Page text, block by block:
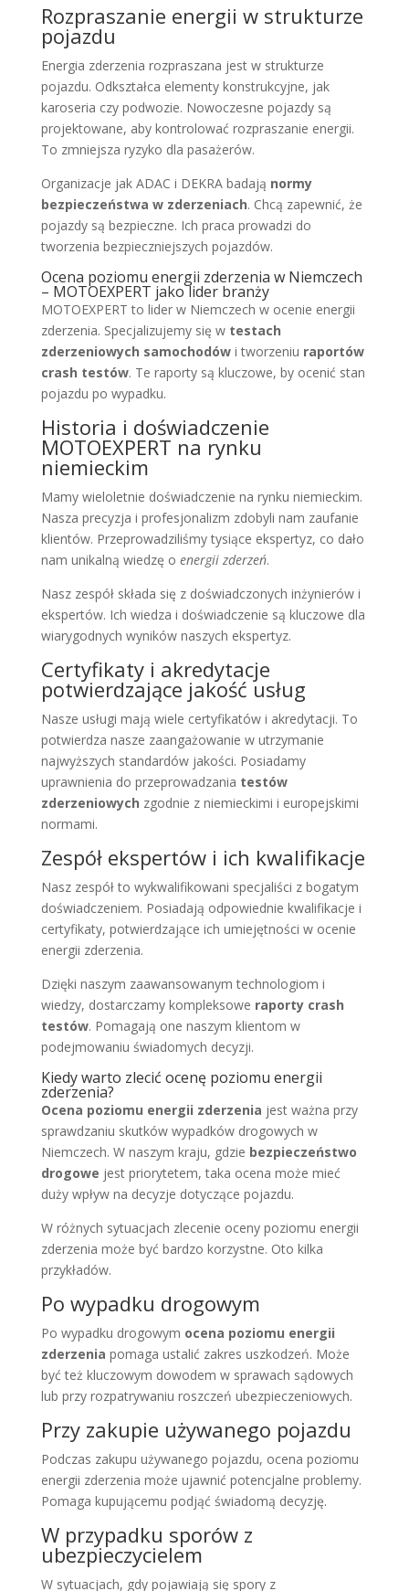
Rozpraszanie energii w strukturze
pojazdu
Energia zderzenia rozpraszana jest w strukturze
pojazdu. Odkształca elementy konstrukcyjne, jak
karoseria czy podwozie. Nowoczesne pojazdy są
projektowane, aby kontrolować rozpraszanie energii.
To zmniejsza ryzyko dla pasażerów.
Organizacje jak ADAC i DEKRA badają normy
bezpieczeństwa w zderzeniach. Chcą zapewnić, że
pojazdy są bezpieczne. Ich praca prowadzi do
tworzenia bezpieczniejszych pojazdów.
Ocena poziomu energii zderzenia w Niemczech
– MOTOEXPERT jako lider branży
MOTOEXPERT to lider w Niemczech w ocenie energii
zderzenia. Specjalizujemy się w testach
zderzeniowych samochodówi tworzeniu raportów
crash testów. Te raporty są kluczowe, by ocenić stan
pojazdu po wypadku.
Historia i doświadczenie
MOTOEXPERT na rynku
niemieckim
Mamy wieloletnie doświadczenie na rynku niemieckim.
Nasza precyzja i profesjonalizm zdobyli nam zaufanie
klientów. Przeprowadziliśmy tysiące ekspertyz, co dało
nam unikalną wiedzę o energii zderzeń.
Nasz zespół składa się z doświadczonych inżynierów i
ekspertów. Ich wiedza i doświadczenie są kluczowe dla
wiarygodnych wyników naszych ekspertyz.
Certyfikaty i akredytacje
potwierdzające jakość usług
Nasze usługi mają wiele certyfikatów i akredytacji. To
potwierdza nasze zaangażowanie w utrzymanie
najwyższych standardów jakości. Posiadamy
uprawnienia do przeprowadzania testów
zderzeniowych zgodnie z niemieckimi i europejskimi
normami.
Zespół ekspertów i ich kwalifikacje
Nasz zespół to wykwalifikowani specjaliści z bogatym
doświadczeniem. Posiadają odpowiednie kwalifikacje i
certyfikaty, potwierdzające ich umiejętności w ocenie
energii zderzenia.
Dzięki naszym zaawansowanym technologiom i
wiedzy, dostarczamy kompleksowe raporty crash
testów. Pomagają one naszym klientom w
podejmowaniu świadomych decyzji.
Kiedy warto zlecić ocenę poziomu energii
zderzenia?
Ocena poziomu energii zderzenia jest ważna przy
sprawdzaniu skutków wypadków drogowych w
Niemczech. W naszym kraju, gdzie bezpieczeństwo
drogowe jest priorytetem, taka ocena może mieć
duży wpływ na decyzje dotyczące pojazdu.
W różnych sytuacjach zlecenie oceny poziomu energii
zderzenia może być bardzo korzystne. Oto kilka
przykładów.
Po wypadku drogowym
Po wypadku drogowym ocena poziomu energii
zderzenia pomaga ustalić zakres uszkodzeń. Może
być też kluczowym dowodem w sprawach sądowych
lub przy rozpatrywaniu roszczeń ubezpieczeniowych.
Przy zakupie używanego pojazdu
Podczas zakupu używanego pojazdu, ocena poziomu
energii zderzenia może ujawnić potencjalne problemy.
Pomaga kupującemu podjąć świadomą decyzję.
W przypadku sporów z
ubezpieczycielem
W sytuacjach, gdy pojawiają się spory z